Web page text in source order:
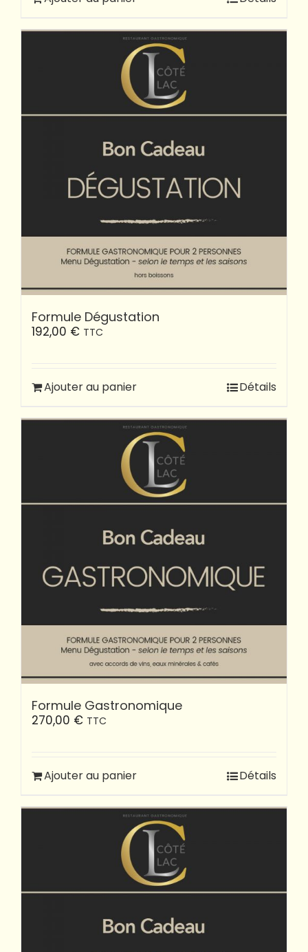
Formule Dégustation
192,00 € TTC
Ajouter au panier Détails
Formule Gastronomique
270,00 € TTC
Ajouter au panier Détails